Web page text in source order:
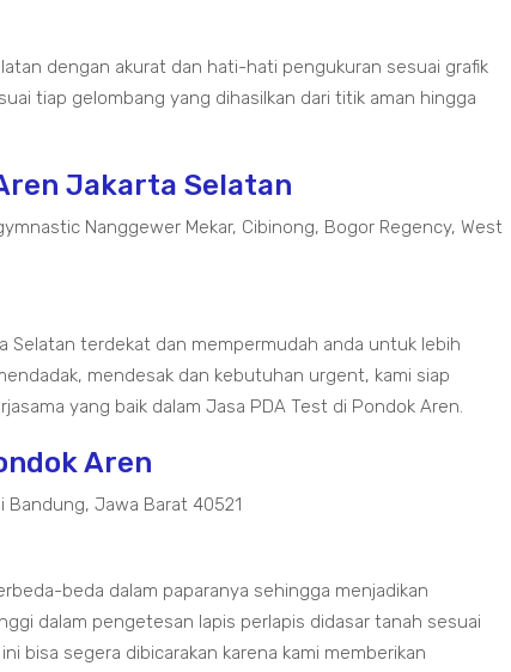
dengan akurat dan hati-hati pengukuran sesuai grafik
tiap gelombang yang dihasilkan dari titik aman hingga
Jakarta Selatan
Nanggewer Mekar, Cibinong, Bogor Regency, West
Selatan terdekat dan mempermudah anda untuk lebih
mendesak dan kebutuhan urgent, kami siap
yang baik dalam Jasa PDA Test di Pondok Aren.
Aren
Bandung, Jawa Barat 40521
beda dalam paparanya sehingga menjadikan
dalam pengetesan lapis perlapis didasar tanah sesuai
bisa segera dibicarakan karena kami memberikan